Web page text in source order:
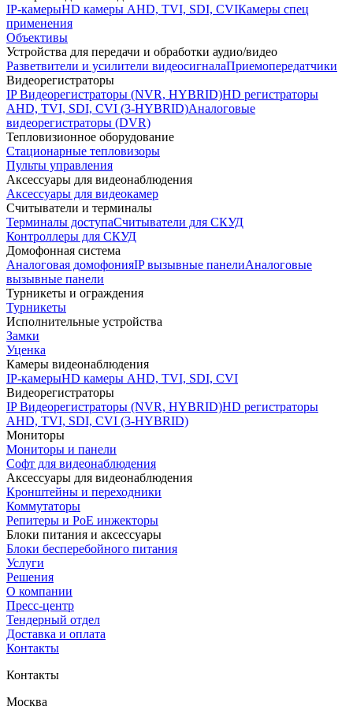
IP-камерыHD камеры AHD, TVI, SDI, CVIКамеры спец
применения
Объективы
Устройства для передачи и обработки аудио/видео
Разветвители и усилители видеосигналаПриемопередатчики
Видеорегистраторы
IP Видеорегистраторы (NVR, HYBRID)HD регистраторы
AHD, TVI, SDI, CVI (3-HYBRID)Аналоговые
видеорегистраторы (DVR)
Тепловизионное оборудование
Стационарные тепловизоры
Пульты управления
Аксессуары для видеонаблюдения
Аксессуары для видеокамер
Считыватели и терминалы
Терминалы доступаСчитыватели для СКУД
Контроллеры для СКУД
Домофонная система
Аналоговая домофонияIP вызывные панелиАналоговые
вызывные панели
Турникеты и ограждения
Турникеты
Исполнительные устройства
Замки
Уценка
Камеры видеонаблюдения
IP-камерыHD камеры AHD, TVI, SDI, CVI
Видеорегистраторы
IP Видеорегистраторы (NVR, HYBRID)HD регистраторы
AHD, TVI, SDI, CVI (3-HYBRID)
Мониторы
Мониторы и панели
Софт для видеонаблюдения
Аксессуары для видеонаблюдения
Кронштейны и переходники
Коммутаторы
Репитеры и PoE инжекторы
Блоки питания и аксессуары
Блоки бесперебойного питания
Услуги
Решения
О компании
Пресс-центр
Тендерный отдел
Доставка и оплата
Контакты
Контакты
Москва